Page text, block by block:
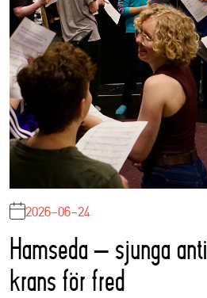
2026-06-24
Hamseda – sjunga
krans för fred